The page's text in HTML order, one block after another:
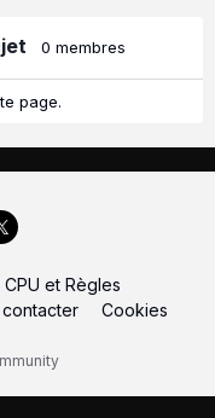
0 membres
page.
CPU et Règles
Cookies